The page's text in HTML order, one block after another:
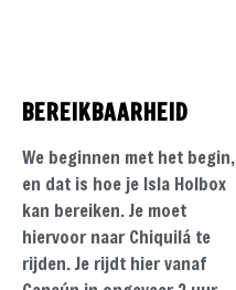
BEREIKBAARHEID
We beginnen met het begin,
en dat is hoe je Isla Holbox
kan bereiken. Je moet
hiervoor naar Chiquilá te
rijden. Je rijdt hier vanaf